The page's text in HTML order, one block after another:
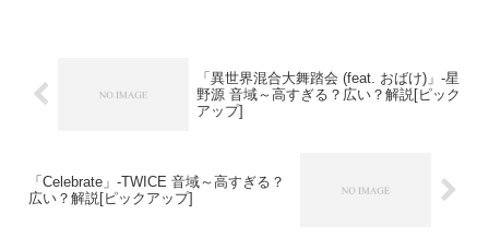
「異世界混合大舞踏会 (feat. おばけ)」-星
野源 音域～高すぎる？広い？解説[ピック
アップ]
「Celebrate」-TWICE 音域～高すぎる？
広い？解説[ピックアップ]